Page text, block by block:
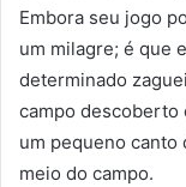
Embora seu jogo
um milagre; é que
determinado
campo descoberto
um pequeno canto
meio do campo.